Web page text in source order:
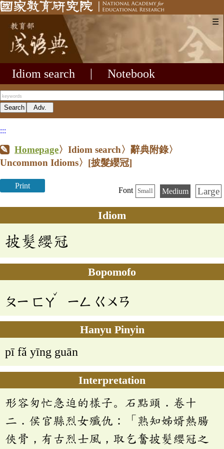
☰
Idiom search Notebook
:::
Homepage〉Idiom search〉辭典附錄〉
Uncommon Idioms〉 [披髮纓冠]
Print
Font Small Medium Large
Idiom
披髮纓冠
Bopomofo
ㄆㄧ ㄈㄚ
ˇ
ㄧㄥ ㄍㄨㄢ
Hanyu Pinyin
pī fǎ yīng guān
Interpretation
形容匆忙急迫的樣子。石點頭．卷十
二．侯官縣烈女殲仇：「熟知姊婿熱腸
俠骨，有古烈士風，取乞奮披髮纓冠之